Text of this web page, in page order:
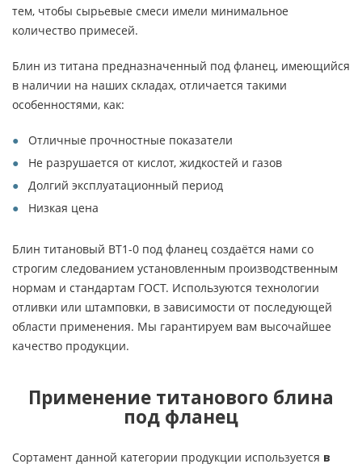
тем, чтобы сырьевые смеси имели минимальное
количество примесей.
Блин из титана предназначенный под фланец, имеющийся
в наличии на наших складах, отличается такими
особенностями, как:
Отличные прочностные показатели
Не разрушается от кислот, жидкостей и газов
Долгий эксплуатационный период
Низкая цена
Блин титановый ВТ1-0 под фланец создаётся нами со
строгим следованием установленным производственным
нормам и стандартам ГОСТ. Используются технологии
отливки или штамповки, в зависимости от последующей
области применения. Мы гарантируем вам высочайшее
качество продукции.
Применение титанового блина
под фланец
Сортамент данной категории продукции используется в